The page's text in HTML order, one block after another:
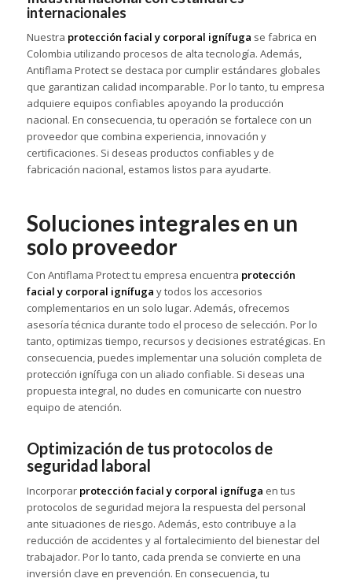
internacionales
Nuestra protección facial y corporal ignífuga se fabrica en
Colombia utilizando procesos de alta tecnología. Además,
Antiflama Protect se destaca por cumplir estándares globales
que garantizan calidad incomparable. Por lo tanto, tu empresa
adquiere equipos confiables apoyando la producción
nacional. En consecuencia, tu operación se fortalece con un
proveedor que combina experiencia, innovación y
certificaciones. Si deseas productos confiables y de
fabricación nacional, estamos listos para ayudarte.
Soluciones integrales en un
solo proveedor
Con Antiflama Protect tu empresa encuentra protección
facial y corporal ignífuga y todos los accesorios
complementarios en un solo lugar. Además, ofrecemos
asesoría técnica durante todo el proceso de selección. Por lo
tanto, optimizas tiempo, recursos y decisiones estratégicas. En
consecuencia, puedes implementar una solución completa de
protección ignífuga con un aliado confiable. Si deseas una
propuesta integral, no dudes en comunicarte con nuestro
equipo de atención.
Optimización de tus protocolos de
seguridad laboral
Incorporar protección facial y corporal ignífuga en tus
protocolos de seguridad mejora la respuesta del personal
ante situaciones de riesgo. Además, esto contribuye a la
reducción de accidentes y al fortalecimiento del bienestar del
trabajador. Por lo tanto, cada prenda se convierte en una
inversión clave en prevención. En consecuencia, tu